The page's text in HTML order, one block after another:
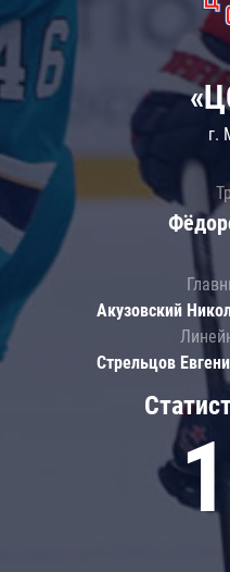
г.
Акузовский
Стрельцов